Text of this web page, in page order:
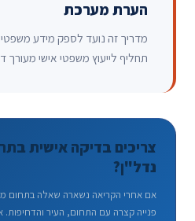
הערת מערכת
מדריך זה נועד לספק מידע משפטי
תחליף לייעוץ משפטי אישי מעורך
צריכים בדיקה אישית
נדל"ן?
אם אחרי הקריאה נשארה שאלה בתחום
פנייה קצרה עם התחום, העיר והדחיפות.